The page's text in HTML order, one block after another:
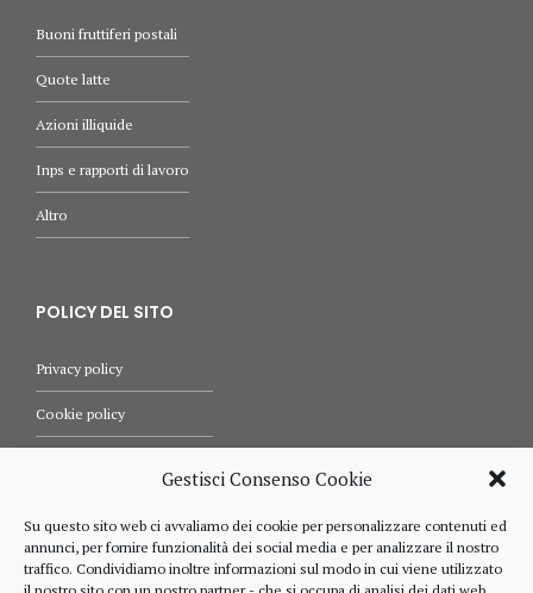
Gestisci Consenso Cookie
Su questo sito web ci avvaliamo dei cookie per personalizzare contenuti ed
annunci, per fornire funzionalità dei social media e per analizzare il nostro
traffico. Condividiamo inoltre informazioni sul modo in cui viene utilizzato
Buoni fruttiferi postali
Quote latte
Azioni illiquide
Inps e rapporti di lavoro
Altro
POLICY DEL SITO
Privacy policy
Cookie policy
Comunicazioni